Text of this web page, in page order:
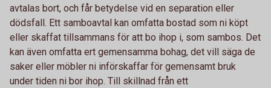
avtalas bort, och får betydelse vid en separation eller
dödsfall. Ett samboavtal kan omfatta bostad som ni köpt
eller skaffat tillsammans för att bo ihop i, som sambos. Det
kan även omfatta ert gemensamma bohag, det vill säga de
saker eller möbler ni införskaffar för gemensamt bruk
under tiden ni bor ihop. Till skillnad från ett